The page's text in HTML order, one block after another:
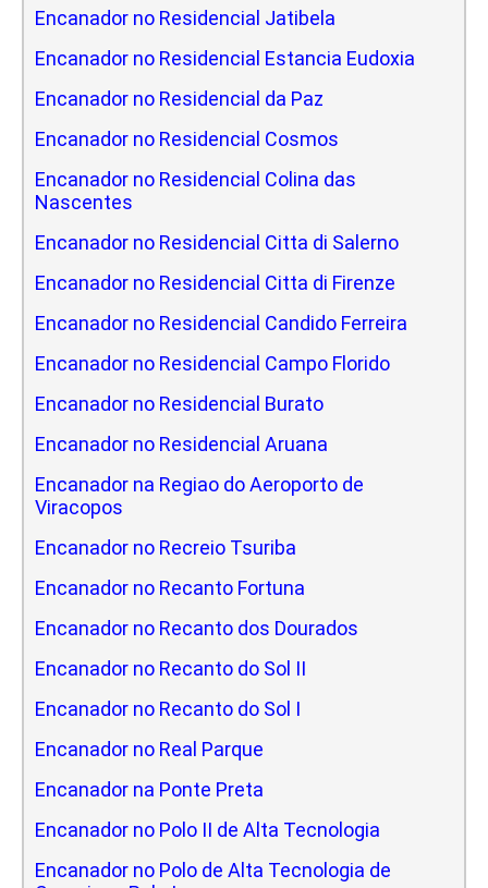
Encanador no Residencial Jatibela
Encanador no Residencial Estancia Eudoxia
Encanador no Residencial da Paz
Encanador no Residencial Cosmos
Encanador no Residencial Colina das
Nascentes
Encanador no Residencial Citta di Salerno
Encanador no Residencial Citta di Firenze
Encanador no Residencial Candido Ferreira
Encanador no Residencial Campo Florido
Encanador no Residencial Burato
Encanador no Residencial Aruana
Encanador na Regiao do Aeroporto de
Viracopos
Encanador no Recreio Tsuriba
Encanador no Recanto Fortuna
Encanador no Recanto dos Dourados
Encanador no Recanto do Sol II
Encanador no Recanto do Sol I
Encanador no Real Parque
Encanador na Ponte Preta
Encanador no Polo II de Alta Tecnologia
Encanador no Polo de Alta Tecnologia de